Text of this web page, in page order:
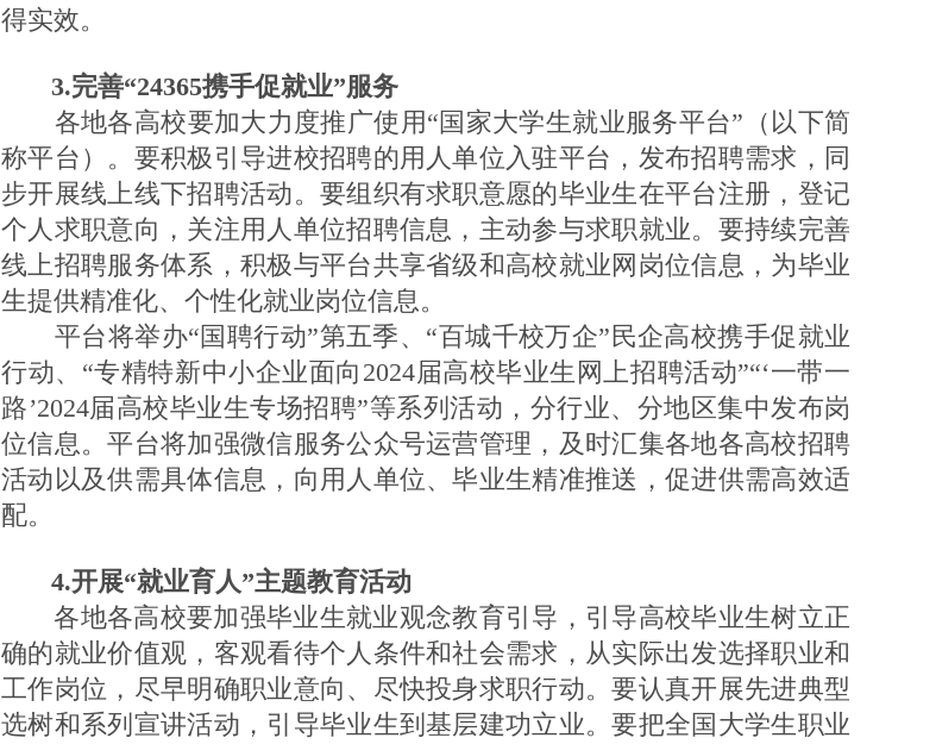
得实效。
3.完善“24365携手促就业”服务
各地各高校要加大力度推广使用“国家大学生就业服务平台”（以下简
称平台）。要积极引导进校招聘的用人单位入驻平台，发布招聘需求，同
步开展线上线下招聘活动。要组织有求职意愿的毕业生在平台注册，登记
个人求职意向，关注用人单位招聘信息，主动参与求职就业。要持续完善
线上招聘服务体系，积极与平台共享省级和高校就业网岗位信息，为毕业
生提供精准化、个性化就业岗位信息。
平台将举办“国聘行动”第五季、“百城千校万企”民企高校携手促就业
行动、“专精特新中小企业面向2024届高校毕业生网上招聘活动”“‘一带一
路’2024届高校毕业生专场招聘”等系列活动，分行业、分地区集中发布岗
位信息。平台将加强微信服务公众号运营管理，及时汇集各地各高校招聘
活动以及供需具体信息，向用人单位、毕业生精准推送，促进供需高效适
配。
4.开展“就业育人”主题教育活动
各地各高校要加强毕业生就业观念教育引导，引导高校毕业生树立正
确的就业价值观，客观看待个人条件和社会需求，从实际出发选择职业和
工作岗位，尽早明确职业意向、尽快投身求职行动。要认真开展先进典型
选树和系列宣讲活动，引导毕业生到基层建功立业。要把全国大学生职业